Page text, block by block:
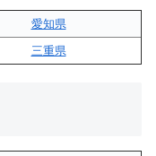
愛知県
三重県